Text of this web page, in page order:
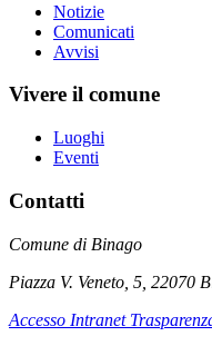
Notizie
Comunicati
Avvisi
Vivere il comune
Luoghi
Eventi
Contatti
Comune di Binago
Piazza V. Veneto, 5, 22070
Accesso Intranet